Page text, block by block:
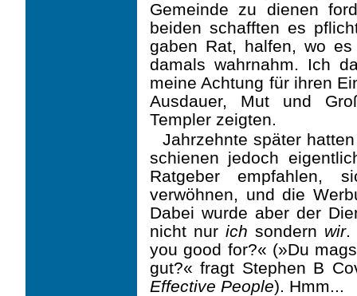
Gemeinde zu dienen
beiden schafften es
gaben Rat, halfen, wo
damals wahrnahm. Ich
meine Achtung für ihren
Ausdauer, Mut und
Templer zeigten.
Jahrzehnte später
schienen jedoch
Ratgeber
verwöhnen, und die
Dabei wurde aber der
nicht nur ich sondern wir.
you good for?« (»Du
gut?« fragt Stephen B
Effective People). Hmm...